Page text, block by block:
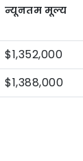
न्यूनतम मूल्य
$1,352,000
$1,388,000